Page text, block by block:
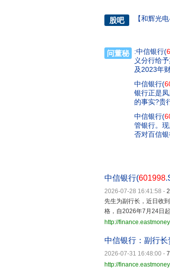
股吧 【和辉光电
问董秘 :中信银行(
义分行给
及2023年
中信银行(
银行正是
的事实?贵
中信银行(
管银行。
否对百信
中信银行(601998
2026-07-28 16:41:58 -
先生为副行长，近日收
格，自2026年7月24日起
http://
中信银行：副行长
2026-07-31 16:48:00 -
http://